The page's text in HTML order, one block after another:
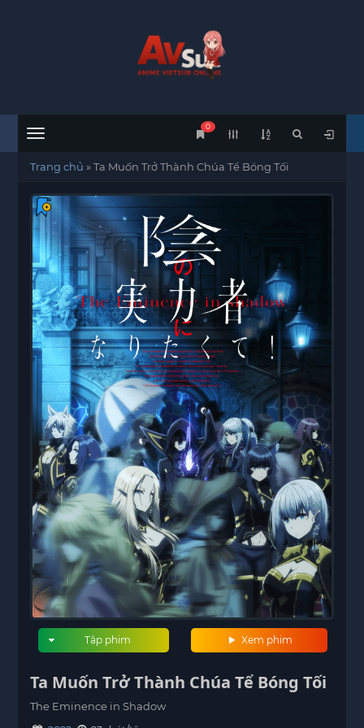
Menu
0
Trang chủ »Ta Muốn Trở Thành Chúa Tể Bóng Tối
Xem phim
Tập phim
Ta Muốn Trở Thành Chúa Tể Bóng Tối
The Eminence in Shadow